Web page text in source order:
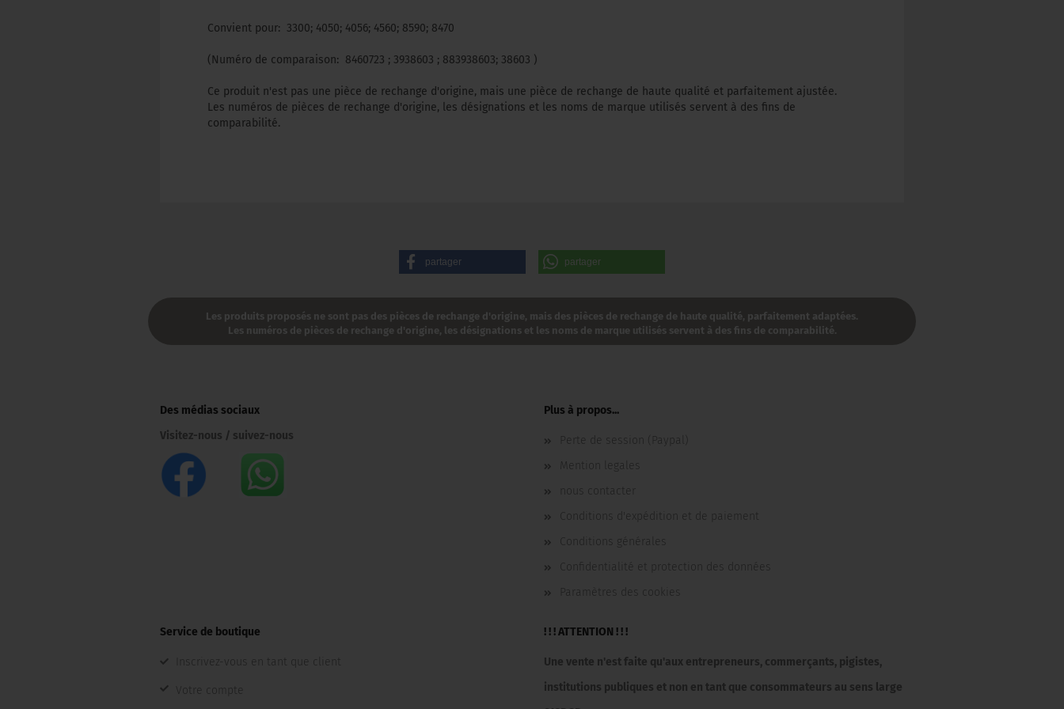
Convient pour: 3300; 4050; 4056; 4560; 8590; 8470
(Numéro de comparaison: 8460723 ; 3938603 ; 883938603; 38603 )
Ce produit n'est pas une pièce de rechange d'origine, mais une pièce de rechange de haute qualité et parfaitement ajustée.
Les numéros de pièces de rechange d'origine, les désignations et les noms de marque utilisés servent à des fins de
comparabilité.
partager partager
Les produits proposés ne sont pas des pièces de rechange d'origine, mais des pièces de rechange de haute qualité, parfaitement adaptées.
Les numéros de pièces de rechange d'origine, les désignations et les noms de marque utilisés servent à des fins de comparabilité.​
Des médias sociaux
Visitez-nous / suivez-nous
Plus à propos...
Perte de session (Paypal)
Mention legales
nous contacter
Conditions d'expédition et de paiement
Conditions générales
Confidentialité et protection des données
Paramètres des cookies
Service de boutique
Inscrivez-vous en tant que client
Votre compte
! ! ! ATTENTION ! ! !
Une vente n'est faite qu'aux entrepreneurs, commerçants, pigistes,
institutions publiques et non en tant que consommateurs au sens large